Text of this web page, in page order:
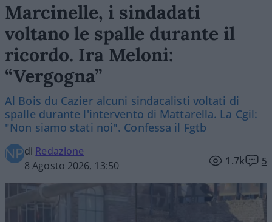
Marcinelle, i sindadati
voltano le spalle durante il
ricordo. Ira Meloni:
“Vergogna”
Al Bois du Cazier alcuni sindacalisti voltati di
spalle durante l'intervento di Mattarella. La Cgil:
"Non siamo stati noi". Confessa il Fgtb
di Redazione
8 Agosto 2026, 13:50
1.7k 5